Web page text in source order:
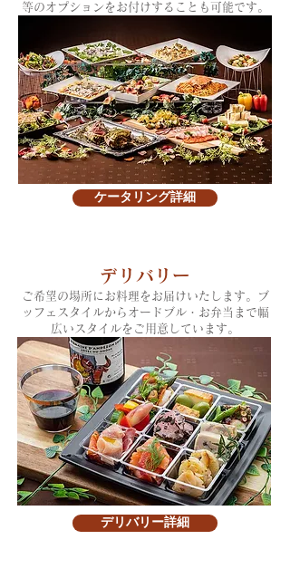
等のオプションをお付けすることも可能です。
ケータリング詳細
デリバリー
ご希望の場所 にお料理をお届けいたします。ブ
ッフェスタイルからオードブル・お弁当まで幅
広いスタイルをご用意しています。
デリバリー詳細